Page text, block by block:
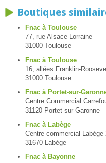
Boutiques
Fnac à Toulouse
77, rue Alsace-Lorraine
31000 Toulouse
Fnac à Toulouse
16, allées Franklin-
31000 Toulouse
Fnac à Portet-sur-
Centre Commercial
31120 Portet-sur-Garonne
Fnac à Labège
Centre commercial Labège
31670 Labège
Fnac à Bayonne